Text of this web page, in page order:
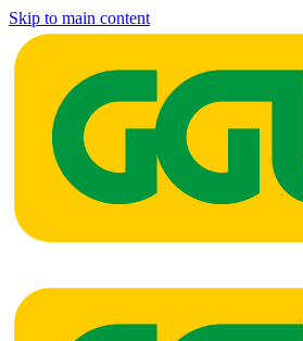
Skip to main content